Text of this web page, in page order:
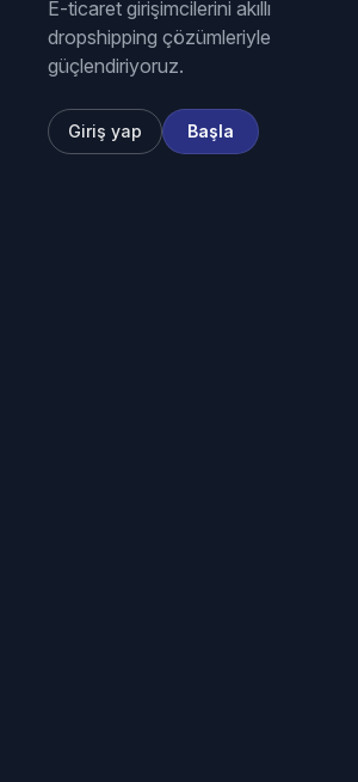
E-ticaret girişimcilerini akıllı
dropshipping çözümleriyle
güçlendiriyoruz.
Giriş yap Başla